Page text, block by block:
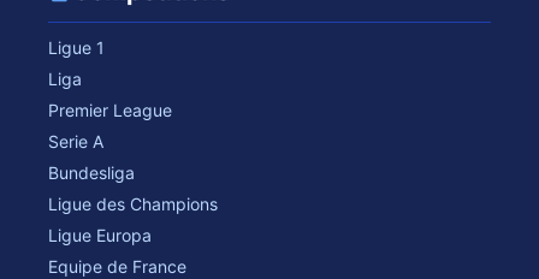
Ligue 1
Liga
Premier League
Serie A
Bundesliga
Ligue des Champions
Ligue Europa
Equipe de France